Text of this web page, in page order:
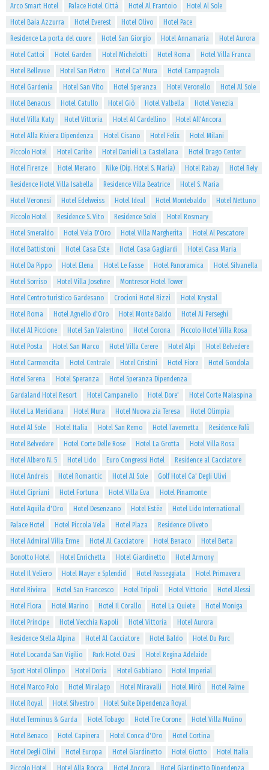
Arco Smart Hotel Palace Hotel Città Hotel Al Frantoio
Hotel Al Sole
Hotel Baia Azzurra
Hotel Everest Hotel Olivo
Hotel Pace
Residence La porta del cuore
Hotel San Giorgio Hotel Annamaria
Hotel Aurora
Hotel Cattoi
Hotel Garden Hotel Michelotti Hotel Roma
Hotel Villa Franca
Hotel Bellevue
Hotel San Pietro Hotel Ca' Mura
Hotel Campagnola
Hotel Gardenia
Hotel San Vito Hotel Speranza Hotel Veronello
Hotel Al Sole
Hotel Benacus
Hotel Catullo Hotel Giò Hotel Valbella
Hotel Venezia
Hotel Villa Katy
Hotel Vittoria Hotel Al Cardellino
Hotel All'Ancora
Hotel Alla Riviera Dipendenza
Hotel Cisano Hotel Felix
Hotel Milani
Piccolo Hotel
Hotel Caribe Hotel Danieli La Castellana
Hotel Drago Center
Hotel Firenze
Hotel Merano Nike (Dip. Hotel S. Maria) Hotel Rabay
Hotel Rely
Residence Hotel Villa Isabella
Residence Villa Beatrice
Hotel S. Maria
Hotel Veronesi
Hotel Edelweiss Hotel Ideal Hotel Montebaldo
Hotel Nettuno
Piccolo Hotel
Residence S. Vito Residence Solei
Hotel Rosmary
Hotel Smeraldo
Hotel Vela D'Oro Hotel Villa Margherita
Hotel Al Pescatore
Hotel Battistoni
Hotel Casa Este Hotel Casa Gagliardi
Hotel Casa Maria
Hotel Da Pippo
Hotel Elena Hotel Le Fasse Hotel Panoramica
Hotel Silvanella
Hotel Sorriso
Hotel Villa Josefine
Montresor Hotel Tower
Hotel Centro turistico Gardesano
Crocioni Hotel Rizzi
Hotel Krystal
Hotel Roma
Hotel Agnello d'Oro Hotel Monte Baldo
Hotel Ai Perseghi
Hotel Al Piccione
Hotel San Valentino Hotel Corona
Piccolo Hotel Villa Rosa
Hotel Posta
Hotel San Marco Hotel Villa Cerere Hotel Alpi
Hotel Belvedere
Hotel Carmencita
Hotel Centrale Hotel Cristini Hotel Fiore
Hotel Gondola
Hotel Serena
Hotel Speranza
Hotel Speranza Dipendenza
Gardaland Hotel Resort
Hotel Campanello Hotel Dore'
Hotel Corte Malaspina
Hotel La Meridiana
Hotel Mura Hotel Nuova zia Teresa
Hotel Olimpia
Hotel Al Sole
Hotel Italia Hotel San Remo Hotel Tavernetta
Residence Palù
Hotel Belvedere
Hotel Corte Delle Rose Hotel La Grotta
Hotel Villa Rosa
Hotel Albero N. 5
Hotel Lido Euro Congressi Hotel
Residence al Cacciatore
Hotel Andreis
Hotel Romantic Hotel Al Sole
Golf Hotel Ca' Degli Ulivi
Hotel Cipriani
Hotel Fortuna Hotel Villa Eva
Hotel Pinamonte
Hotel Aquila d'Oro
Hotel Desenzano Hotel Estée
Hotel Lido International
Palace Hotel
Hotel Piccola Vela Hotel Plaza
Residence Oliveto
Hotel Admiral Villa Erme
Hotel Al Cacciatore Hotel Benaco
Hotel Berta
Bonotto Hotel
Hotel Enrichetta Hotel Giardinetto
Hotel Armony
Hotel Il Veliero
Hotel Mayer e Splendid Hotel Passeggiata
Hotel Primavera
Hotel Riviera
Hotel San Francesco Hotel Tripoli Hotel Vittorio
Hotel Alessi
Hotel Flora
Hotel Marino Hotel Il Corallo Hotel La Quiete
Hotel Moniga
Hotel Principe
Hotel Vecchia Napoli Hotel Vittoria
Hotel Aurora
Residence Stella Alpina
Hotel Al Cacciatore Hotel Baldo
Hotel Du Parc
Hotel Locanda San Vigilio
Park Hotel Oasi
Hotel Regina Adelaide
Sport Hotel Olimpo
Hotel Doria Hotel Gabbiano
Hotel Imperial
Hotel Marco Polo
Hotel Miralago Hotel Miravalli Hotel Mirò
Hotel Palme
Hotel Royal
Hotel Silvestro
Hotel Suite Dipendenza Royal
Hotel Terminus & Garda
Hotel Tobago Hotel Tre Corone
Hotel Villa Mulino
Hotel Benaco
Hotel Capinera Hotel Conca d'Oro
Hotel Cortina
Hotel Degli Olivi
Hotel Europa Hotel Giardinetto Hotel Giotto
Hotel Italia
Piccolo Hotel
Hotel Alla Rocca Hotel Ancora Hotel Giardinetto Dipendenza